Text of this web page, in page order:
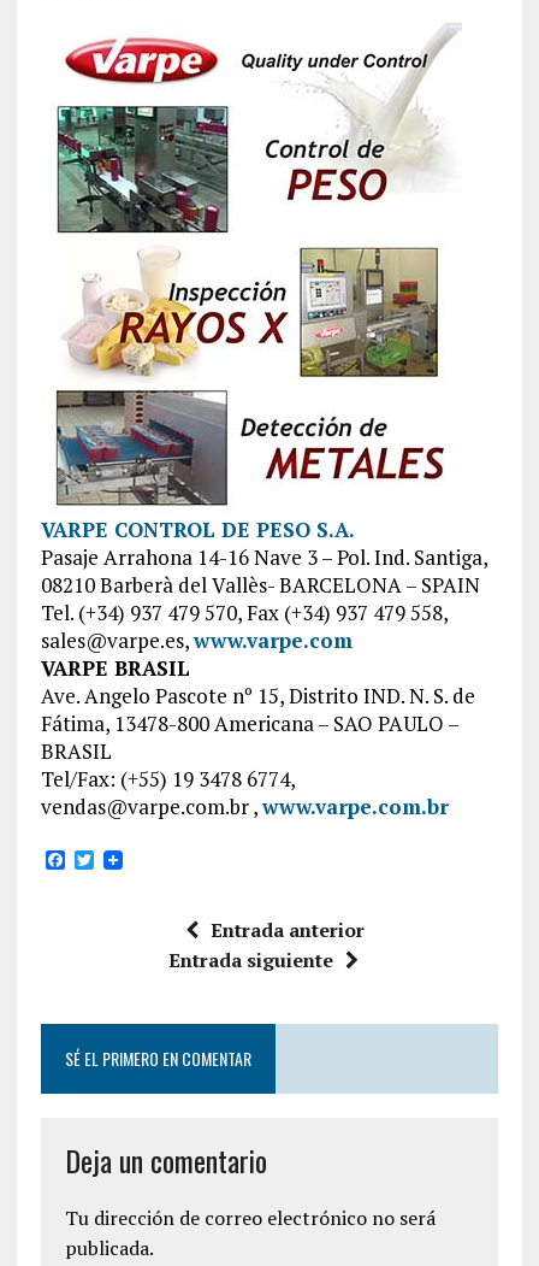
VARPE CONTROL DE PESO S.A.
Pasaje Arrahona 14-16 Nave 3 – Pol. Ind. Santiga,
08210 Barberà del Vallès- BARCELONA – SPAIN
Tel. (+34) 937 479 570, Fax (+34) 937 479 558,
sales@varpe.es,www.varpe.com
VARPE BRASIL
Ave. Angelo Pascote nº 15, Distrito IND. N. S. de
Fátima, 13478-800 Americana – SAO PAULO –
BRASIL
Tel/Fax: (+55) 19 3478 6774,
vendas@varpe.com.br ,www.varpe.com.br
F T
Entrada anterior
Entrada siguiente
SÉ EL PRIMERO EN COMENTAR
Deja un comentario
Tu dirección de correo electrónico no será
publicada.